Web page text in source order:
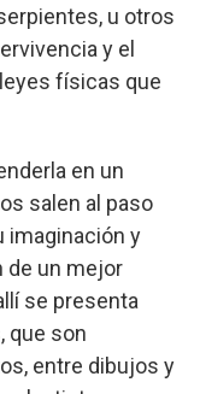
u otros
y el
físicas que
en un
salen al paso
imaginación y
de un mejor
se presenta
que son
entre dibujos y